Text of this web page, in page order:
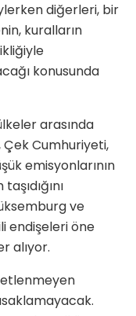
diğerleri, bir
kuralların
konusunda
arasında
Cumhuriyeti,
emisyonlarının
ve
endişeleri öne
alıyor.